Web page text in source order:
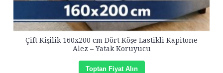
Çift Kişilik 160x200 cm Dört Köşe Lastikli Kapitone
Alez – Yatak Koruyucu
Toptan Fiyat Alın